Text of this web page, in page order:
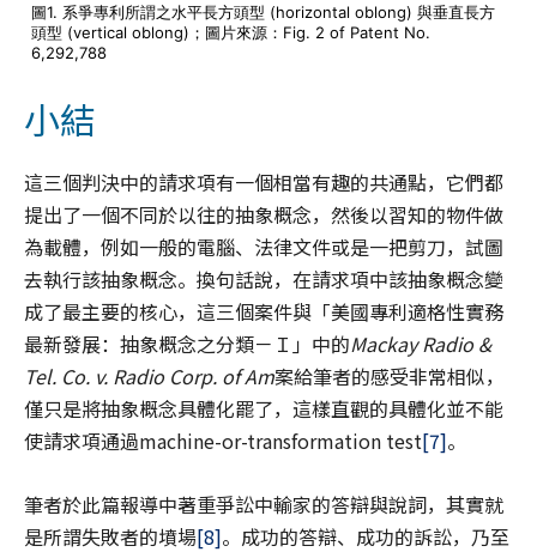
圖1. 系爭專利所謂之水平長方頭型 (horizontal oblong) 與垂直長方
頭型 (vertical oblong)；圖片來源：Fig. 2 of Patent No.
6,292,788
小結
這三個判決中的請求項有一個相當有趣的共通點，它們都
提出了一個不同於以往的抽象概念，然後以習知的物件做
為載體，例如一般的電腦、法律文件或是一把剪刀，試圖
去執行該抽象概念。換句話說，在請求項中該抽象概念變
成了最主要的核心，這三個案件與「美國專利適格性實務
最新發展：抽象概念之分類－Ｉ」中的Mackay Radio &
Tel. Co. v. Radio Corp. of Am案給筆者的感受非常相似，
僅只是將抽象概念具體化罷了，這樣直觀的具體化並不能
使請求項通過machine-or-transformation test[7]。
筆者於此篇報導中著重爭訟中輸家的答辯與說詞，其實就
是所謂失敗者的墳場[8]。成功的答辯、成功的訴訟，乃至